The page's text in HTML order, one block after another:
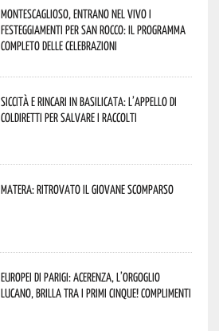
Montescaglioso, entrano nel vivo i
festeggiamenti per San Rocco: il programma
completo delle celebrazioni
Siccità e rincari in Basilicata: l’appello di
Coldiretti per salvare i raccolti
Matera: ritrovato il giovane scomparso
Europei di Parigi: Acerenza, l’orgoglio
lucano, brilla tra i primi cinque! Complimenti